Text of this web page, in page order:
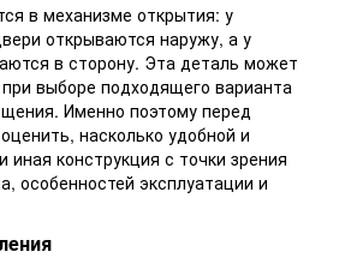
в механизме открытия: у
открываются наружу, а у
в сторону. Эта деталь может
выборе подходящего варианта
Именно поэтому перед
насколько удобной и
иная конструкция с точки зрения
особенностей эксплуатации и